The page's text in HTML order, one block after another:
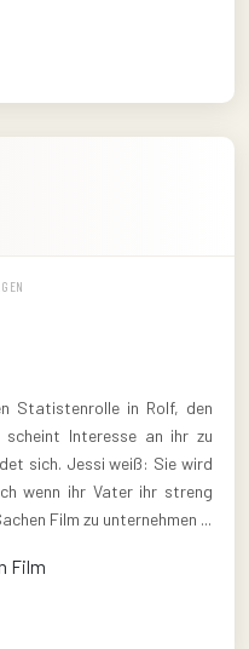
Statistenrolle in Rolf, den
scheint Interesse an ihr zu
sich. Jessi weiß: Sie wird
wenn ihr Vater ihr streng
Film zu unternehmen ...